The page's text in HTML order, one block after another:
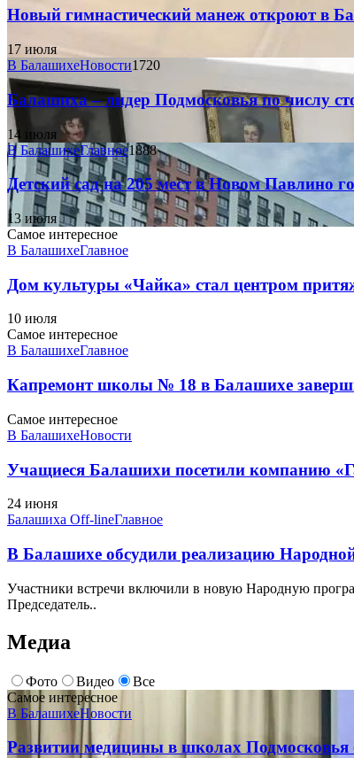
Новый гимнастический манеж откроют в
17 июля
В БалашихеНовости1720
Балашиха – лидер Подмосковья по числу
14 июля
В БалашихеГлавное1888
Детский сад на 205 мест в Новом Павлино
13 июля
Самое интересное
В БалашихеГлавное
Дом культуры «Чайка» стал центром
10 июля
Самое интересное
В БалашихеГлавное
Капремонт школы № 18 в Балашихе
Самое интересное
В БалашихеНовости
Учащиеся Балашихи посетили компанию
24 июня
Балашиха Off-lineГлавное
В Балашихе обсудили реализацию
Участники встречи включили в новую Народную
Председатель..
Медиа
Фото Видео
Все
Самое интересное
В БалашихеНовости
Развитии медицины в школах Подмосковья